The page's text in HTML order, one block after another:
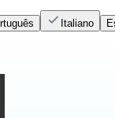
Italiano